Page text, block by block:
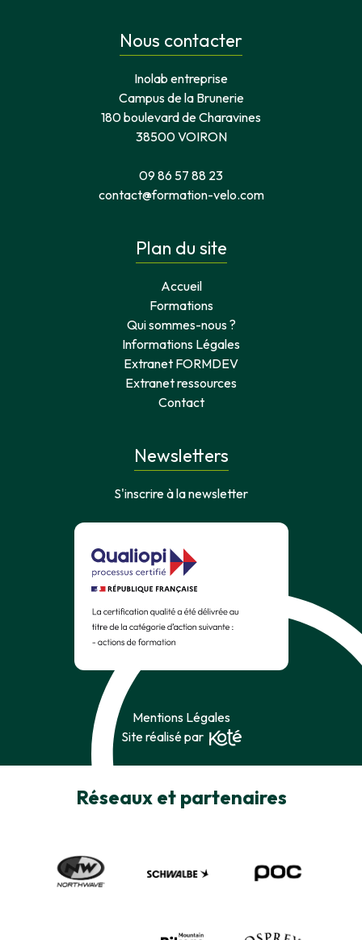
Nous contacter
Inolab entreprise
Campus de la Brunerie
180 boulevard de Charavines
38500 VOIRON
09 86 57 88 23
contact@formation-velo.com
Plan du site
Accueil
Formations
Qui sommes-nous ?
Informations Légales
Extranet FORMDEV
Extranet ressources
Contact
Newsletters
S'inscrire à la newsletter
Mentions Légales
Site réalisé par
Réseaux et partenaires